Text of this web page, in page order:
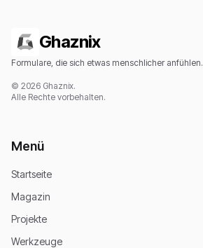
Ghaznix
Formulare, die sich etwas menschlicher anfühlen.
© 2026 Ghaznix.
Alle Rechte vorbehalten.
Menü
Startseite
Magazin
Projekte
Werkzeuge